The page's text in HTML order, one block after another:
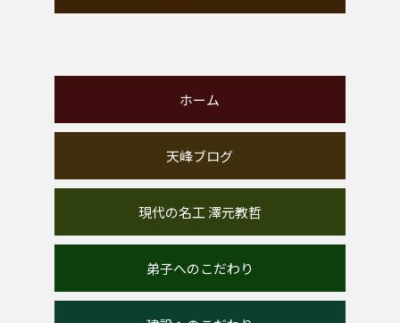
ホーム
天峰ブログ
現代の名工 澤元教哲
弟子へのこだわり